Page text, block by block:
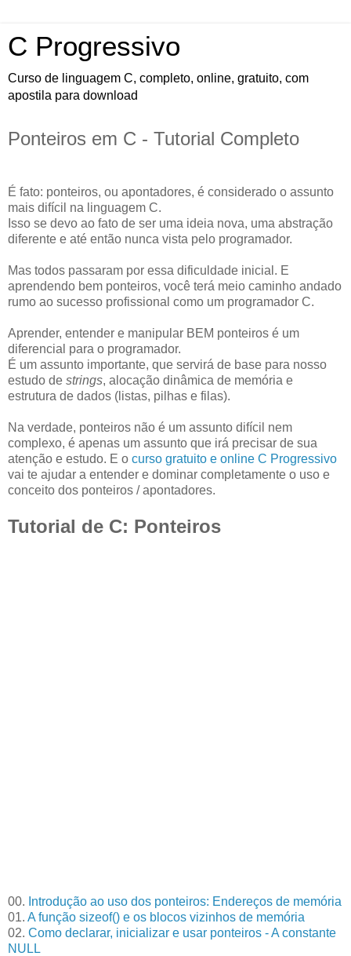
C Progressivo
Curso de linguagem C, completo, online, gratuito, com
apostila para download
Ponteiros em C - Tutorial Completo
É fato: ponteiros, ou apontadores, é considerado o assunto
mais difícil na linguagem C.
Isso se devo ao fato de ser uma ideia nova, uma abstração
diferente e até então nunca vista pelo programador.
Mas todos passaram por essa dificuldade inicial. E
aprendendo bem ponteiros, você terá meio caminho andado
rumo ao sucesso profissional como um programador C.
Aprender, entender e manipular BEM ponteiros é um
diferencial para o programador.
É um assunto importante, que servirá de base para nosso
estudo de strings, alocação dinâmica de memória e
estrutura de dados (listas, pilhas e filas).
Na verdade, ponteiros não é um assunto difícil nem
complexo, é apenas um assunto que irá precisar de sua
atenção e estudo. E o curso gratuito e online C Progressivo
vai te ajudar a entender e dominar completamente o uso e
conceito dos ponteiros / apontadores.
Tutorial de C: Ponteiros
00. Introdução ao uso dos ponteiros: Endereços de memória
01. A função sizeof() e os blocos vizinhos de memória
02. Como declarar, inicializar e usar ponteiros - A constante
NULL